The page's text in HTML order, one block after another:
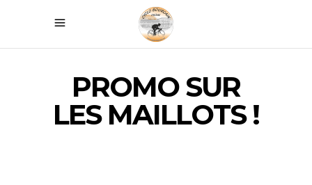
PROMO SUR
LES MAILLOTS !